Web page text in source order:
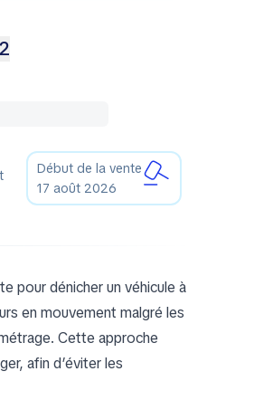
Début de la vente
17 août 2026
pour dénicher un véhicule à
en mouvement malgré les
Cette approche
afin d’éviter les